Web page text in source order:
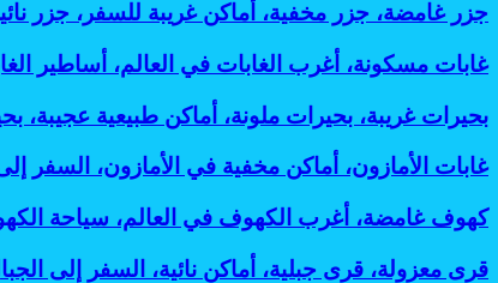
سياحة
مدن
مخفية،
مساكن
جوفية،
آثار
تحت
أسرار
لحضارات
العالم،
جبلية،
المشي،
أماكن
خطيرة
للسفر:
أفضل
مغامرات
لعشاق
العالم،
وجهات
نائية،
المغامرات،
غامضة،
رحلات
استكشافية:
أغرب
وجهات
جزر
غامضة،
جزر
مخفية،
غريبة
جزر
وجهات
غير
معروفة:
جزر غامضة، جزر مخفية، أماكن غريبة للسفر، جزر
غابات
مسكونة،
أغرب
الغابات
في
العالم،
الغابات،
مرعبة
غابات مسكونة، أغرب الغابات في العالم، أساطير
بحيرات
غريبة،
بحيرات
ملونة،
أماكن
طبيعية
بحيرة
بحيرات غريبة، بحيرات ملونة، أماكن طبيعية عجيبة،
غابات
الأمازون،
أماكن
مخفية
الأمازون،
غابات الأمازون، أماكن مخفية في الأمازون، السفر
كهوف
غامضة،
أغرب
كهوف غامضة، أغرب الكهوف في العالم، سياحة
قرى
قرى معزولة، قرى جبلية، أماكن نائية، السفر إلى